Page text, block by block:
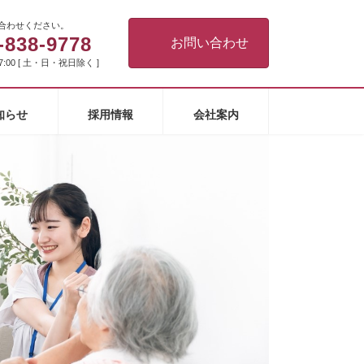
わせください。
838-9778
[ 土・日・祝日除く ]
お問い合わせ
らせ 採用情報 会社案内